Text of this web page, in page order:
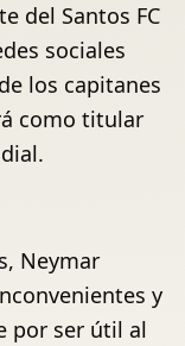
del Santos FC
sociales
los capitanes
como titular
Neymar
y
por ser útil al